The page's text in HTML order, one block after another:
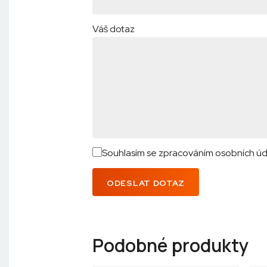
Váš dotaz
Souhlasím se zpracováním osobních
ODESLAT DOTAZ
Podobné produkty